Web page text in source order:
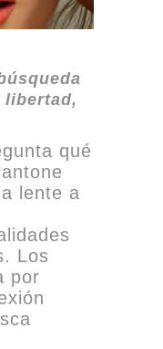
libertad,
qué
lente a
Los
por